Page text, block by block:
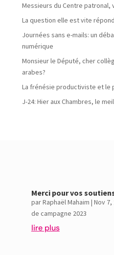
Messieurs du Centre patronal,
La question elle est vite
Journées sans e-mails: un
numérique
Monsieur le Député, cher
arabes?
La frénésie productiviste et le
J-24: Hier aux Chambres, le
Merci pour vos
parRaphaël Mahaim | Nov 7,
de campagne 2023
lire plus